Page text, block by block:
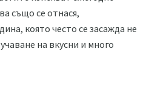
също се отнася,
която често се засажда не
на вкусни и много